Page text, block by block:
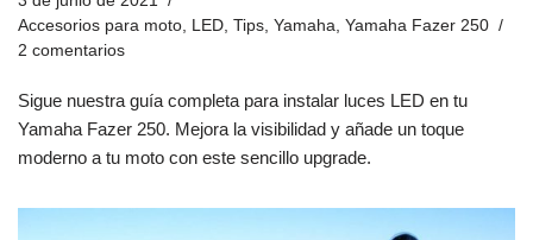
Accesorios para moto
LED Tips Yamaha Yamaha Fazer 250
2 comentarios
Sigue nuestra guía completa para instalar luces LED en tu
Yamaha Fazer 250. Mejora la visibilidad y añade un toque
moderno a tu moto con este sencillo upgrade.